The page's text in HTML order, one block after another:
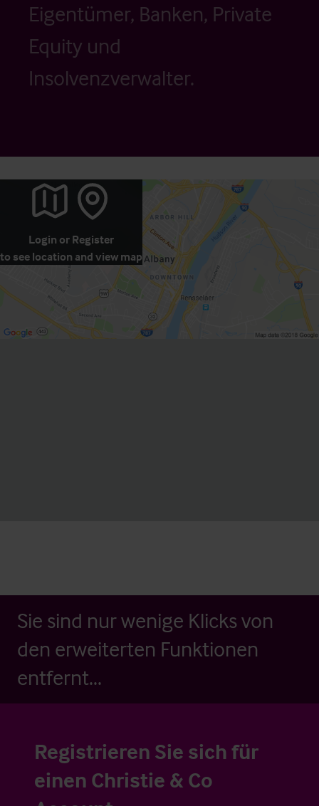
Eigentümer, Banken, Private
Equity und
Insolvenzverwalter.
Login or Register
to see location and view map
Sie sind nur wenige Klicks von
den erweiterten Funktionen
entfernt...
Registrieren Sie sich für
einen Christie & Co